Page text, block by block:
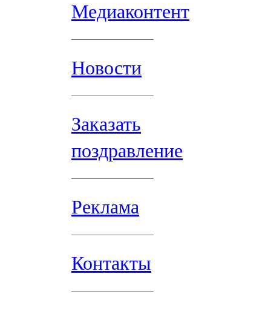
Медиаконтент
Новости
Заказать
поздравление
Реклама
Контакты